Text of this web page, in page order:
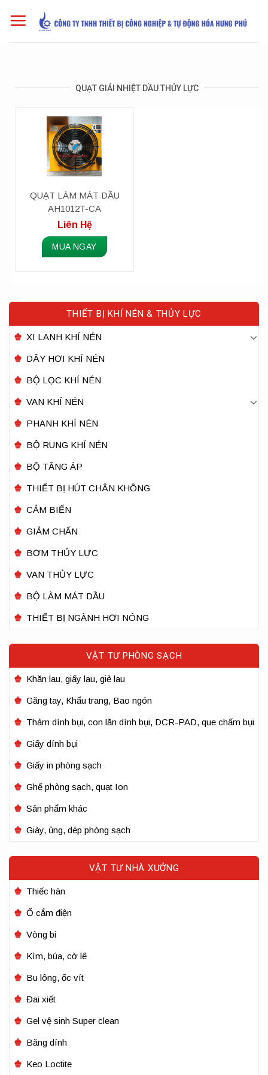
QUẠT GIẢI NHIỆT DẦU THỦY LỰC
QUẠT LÀM MÁT DẦU
AH1012T-CA
Liên Hệ
MUA NGAY
THIẾT BỊ KHÍ NÉN & THỦY LỰC
XI LANH KHÍ NÉN
DÂY HƠI KHÍ NÉN
BỘ LỌC KHÍ NÉN
VAN KHÍ NÉN
PHANH KHÍ NÉN
BỘ RUNG KHÍ NÉN
BỘ TĂNG ÁP
THIẾT BỊ HÚT CHÂN KHÔNG
CẢM BIẾN
GIẢM CHẤN
BƠM THỦY LỰC
VAN THỦY LỰC
BỘ LÀM MÁT DẦU
THIẾT BỊ NGÀNH HƠI NÓNG
VẬT TƯ PHÒNG SẠCH
Khăn lau, giấy lau, giẻ lau
Găng tay, Khẩu trang, Bao ngón
Thảm dính bụi, con lăn dính bụi, DCR-PAD, que chấm bụi
Giấy dính bụi
Giấy in phòng sạch
Ghế phòng sạch, quạt Ion
Sản phẩm khác
Giày, ủng, dép phòng sạch
VẬT TƯ NHÀ XƯỞNG
Thiếc hàn
Ổ cắm điện
Vòng bi
Kìm, búa, cờ lê
Bu lông, ốc vít
Đai xiết
Gel vệ sinh Super clean
Băng dính
Keo Loctite